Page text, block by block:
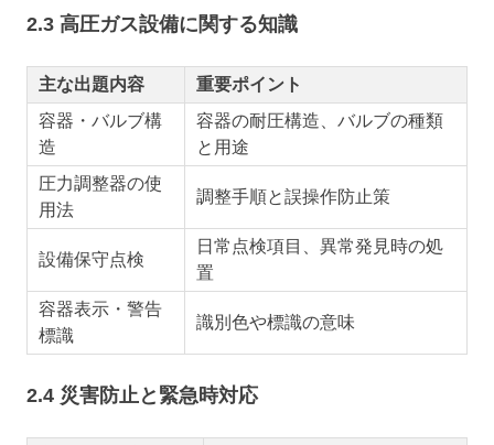
2.3 高圧ガス設備に関する知識
主な出題内容
重要ポイント
容器・バルブ構
造
容器の耐圧構造、バルブの種類
と用途
圧力調整器の使
用法
調整手順と誤操作防止策
設備保守点検
日常点検項目、異常発見時の処
置
容器表示・警告
標識
識別色や標識の意味
2.4 災害防止と緊急時対応